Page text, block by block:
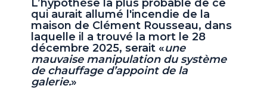
L’hypothèse la plus probable de ce
qui aurait allumé l'incendie de la
maison de Clément Rousseau, dans
laquelle il a trouvé la mort le 28
décembre 2025, serait «une
mauvaise manipulation du système
de chauffage d’appoint de la
galerie.»